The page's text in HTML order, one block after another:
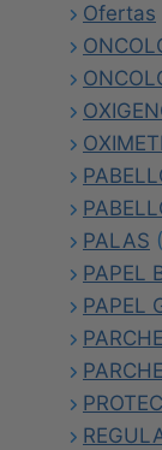
Ofertas
PALAS
PAPEL
PAPEL